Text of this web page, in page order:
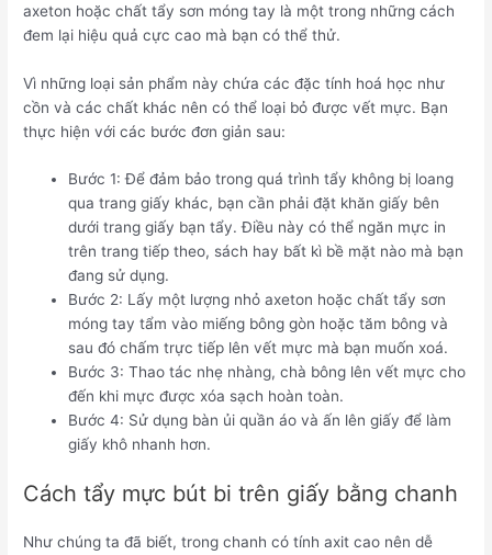
axeton hoặc chất tẩy sơn móng tay là một trong những cách
đem lại hiệu quả cực cao mà bạn có thể thử.
Vì những loại sản phẩm này chứa các đặc tính hoá học như
cồn và các chất khác nên có thể loại bỏ được vết mực. Bạn
thực hiện với các bước đơn giản sau:
Bước 1: Để đảm bảo trong quá trình tẩy không bị loang
qua trang giấy khác, bạn cần phải đặt khăn giấy bên
dưới trang giấy bạn tẩy. Điều này có thể ngăn mực in
trên trang tiếp theo, sách hay bất kì bề mặt nào mà bạn
đang sử dụng.
Bước 2: Lấy một lượng nhỏ axeton hoặc chất tẩy sơn
móng tay tẩm vào miếng bông gòn hoặc tăm bông và
sau đó chấm trực tiếp lên vết mực mà bạn muốn xoá.
Bước 3: Thao tác nhẹ nhàng, chà bông lên vết mực cho
đến khi mực được xóa sạch hoàn toàn.
Bước 4: Sử dụng bàn ủi quần áo và ấn lên giấy để làm
giấy khô nhanh hơn.
Cách tẩy mực bút bi trên giấy bằng chanh
Như chúng ta đã biết, trong chanh có tính axit cao nên dễ